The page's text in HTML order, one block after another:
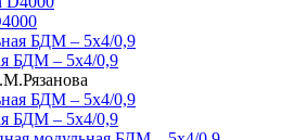
БДМ – 5х4/0,9
БДМ – 5х4/0,9